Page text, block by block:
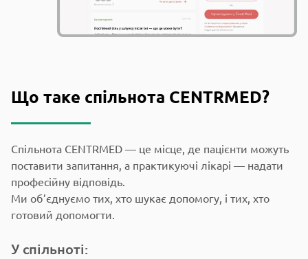
Що таке спільнота CENTRMED?
Спільнота CENTRMED — це місце, де пацієнти можуть
поставити запитання, а практикуючі лікарі — надати
професійну відповідь.
Ми об’єднуємо тих, хто шукає допомогу, і тих, хто
готовий допомогти.
У спільноті: